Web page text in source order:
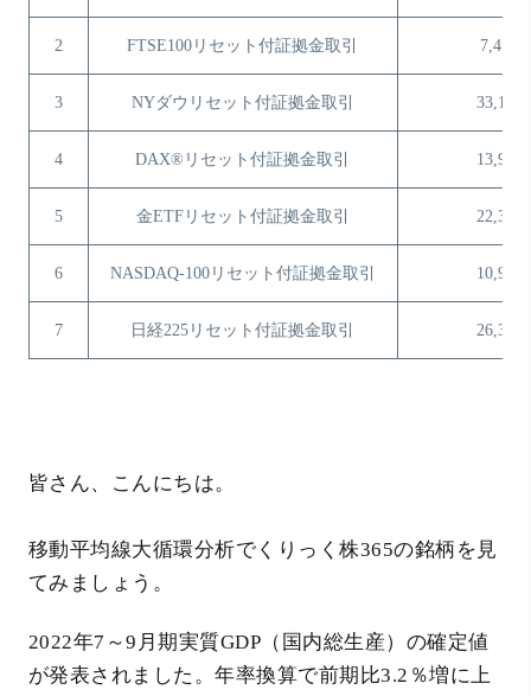
2 FTSE100リセット付証拠金取引 7,457
3 NYダウリセット付証拠金取引 33,161
4 DAX®リセット付証拠金取引 13,929
5 金ETFリセット付証拠金取引 22,326
6 NASDAQ-100リセット付証拠金取引 10,977
7 日経225リセット付証拠金取引 26,351
皆さん、こんにちは。
移動平均線大循環分析でくりっく株365の銘柄を見
てみましょう。
2022年7～9月期実質GDP（国内総生産）の確定値
が発表されました。年率換算で前期比3.2％増に上